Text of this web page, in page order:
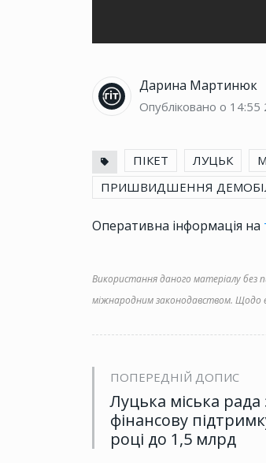
Дарина Мартинюк
Опубліковано о 14:55
ПІКЕТ ЛУЦЬК
ПРИШВИДШЕННЯ
Оперативна інформація на
Використання даного матеріалу без
міжнародним законодавством. Щодо
ПОПЕРЕДНІЙ ДОПИС
Луцька міська рада
фінансову
році до 1,5 млрд